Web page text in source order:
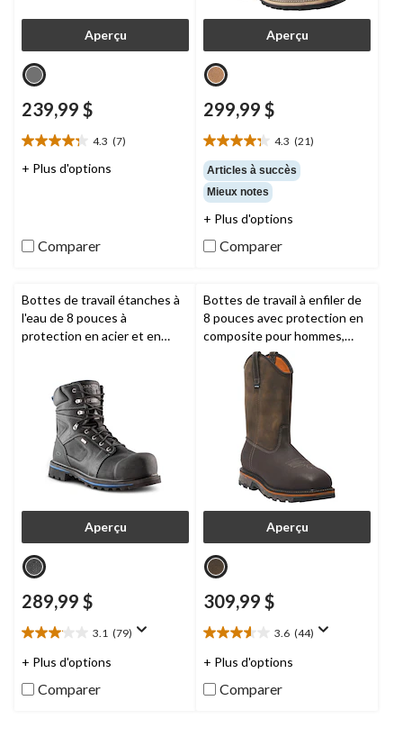
Aperçu
239,99 $
4.3 (7)
4.3
étoile(s)
+ Plus d'options
Comparer
Aperçu
299,99 $
4.3 (21)
4.3
étoile(s)
sur
5.
21
Articles à succès
Mieux notes
+ Plus d'options
Comparer
Bottes de travail étanches à
l'eau de 8 pouces à
protection en acier et en
Workpro Series
Aperçu
289,99 $
3.1 (79)
3.1
étoile(s)
5.
+ Plus d'options
Comparer
Bottes de travail à enfiler de
8 pouces avec protection en
composite pour hommes,
True Grit,Timberland PRO
Aperçu
309,99 $
3.6 (44)
3.6
étoile(s)
5.
+ Plus d'options
Comparer